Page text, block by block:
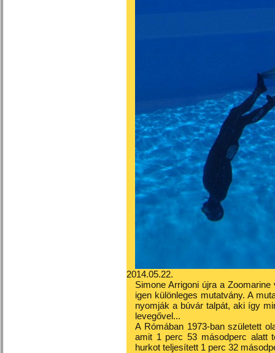
2014.05.22.
Simone Arrigoni újra a Zoomarine
igen különleges mutatvány. A
nyomják a búvár talpát, aki így
levegővel...
A Rómában 1973-ban született
amit 1 perc 53 másodperc alatt
hurkot teljesített 1 perc 32